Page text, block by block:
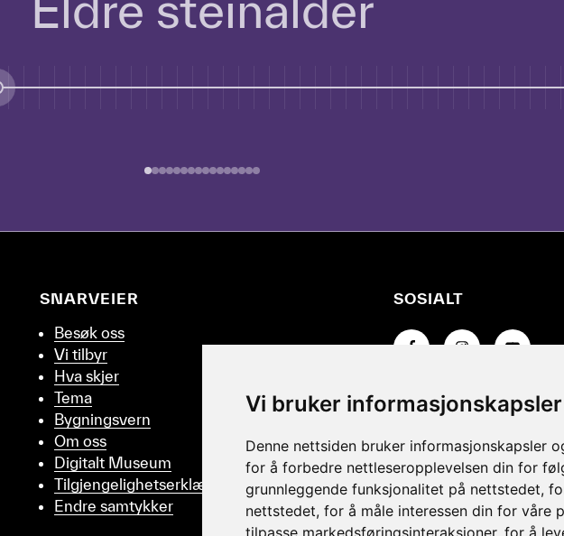
Vi bruker informasjonskapsler
Denne nettsiden bruker informasjonskapsler
for å forbedre nettleseropplevelsen din for
grunnleggende funksjonalitet på nettstedet,
nettstedet, for å måle interessen din for våre
tilpasse markedsføringsinteraksjoner, for å
SNARVEIER
Besøk oss
Vi tilbyr
Hva skjer
Tema
Bygningsvern
Om oss
Digitalt Museum
Tilgjengelighetserklæring
Endre samtykker
SOSIALT
Gå til Facebook-siden vår Gå til Instagram-siden vår Gå til YouTube-siden vår